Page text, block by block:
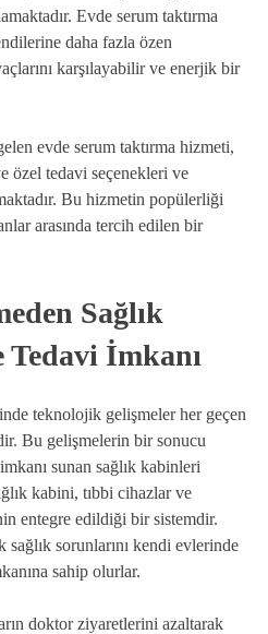
Evde serum taktırma
daha fazla özen
karşılayabilir ve enerjik bir
evde serum taktırma hizmeti,
özel tedavi seçenekleri ve
Bu hizmetin popülerliği
arasında tercih edilen bir
Sağlık
İmkanı
teknolojik gelişmeler her geçen
Bu gelişmelerin bir sonucu
sunan sağlık kabinleri
kabini, tıbbi cihazlar ve
entegre edildiği bir sistemdir.
sorunlarını kendi evlerinde
sahip olurlar.
doktor ziyaretlerini azaltarak